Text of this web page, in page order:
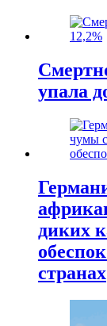
упала
диких
странах